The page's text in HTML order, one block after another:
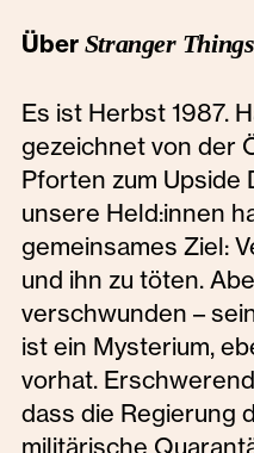
Über Stranger Things
Es ist Herbst 1987.
gezeichnet von der
Pforten zum Upside
unsere Held:innen
gemeinsames Ziel:
und ihn zu töten.
verschwunden –
ist ein Mysterium,
vorhat.
dass die Regierung
militärische